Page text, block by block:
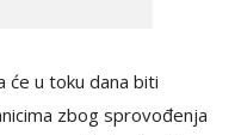
će u toku dana biti
zbog sprovođenja